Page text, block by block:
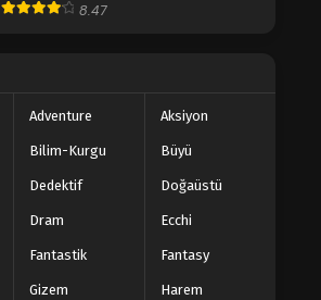
8.47
Adventure Aksiyon
Bilim-Kurgu Büyü
Dedektif Doğaüstü
Dram Ecchi
Fantastik Fantasy
Gizem Harem